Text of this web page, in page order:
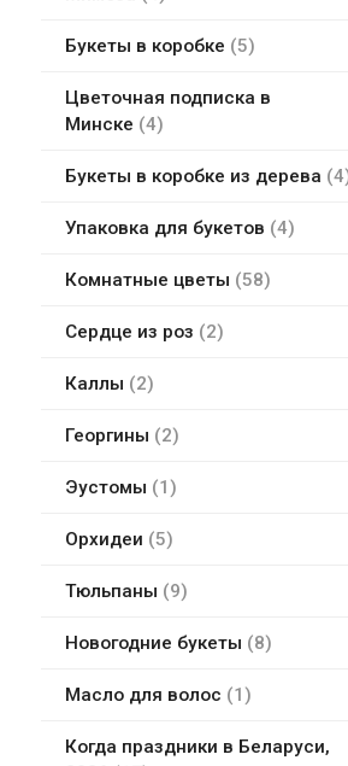
Букеты в коробке 5
Цветочная подписка в
Минске
4
Букеты в коробке из дерева 4
Упаковка для букетов 4
Комнатные цветы 58
Сердце из роз 2
Каллы 2
Георгины 2
Эустомы 1
Орхидеи 5
Тюльпаны 9
Новогодние букеты 8
Масло для волос 1
Когда праздники в Беларуси,